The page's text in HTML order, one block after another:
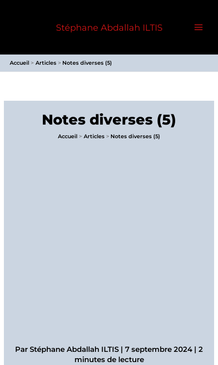
Stéphane Abdallah ILTIS
Accueil Articles Notes diverses (5)
Notes diverses (5)
Accueil Articles Notes diverses (5)
Par Stéphane Abdallah ILTIS 7 septembre 2024
2
minutes de lecture